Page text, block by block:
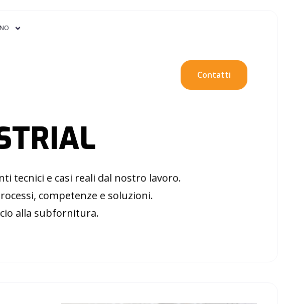
Contatti
tecnici e casi reali dal nostro lavoro.
competenze e soluzioni.
alla subfornitura.